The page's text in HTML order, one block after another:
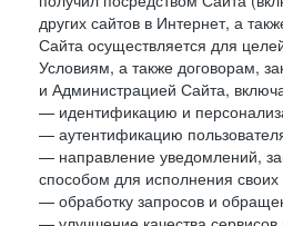
других сайтов в Интернет, а
Сайта осуществляется для
Условиям, а также договорам,
и Администрацией Сайта,
— идентификацию и
— аутентификацию
— направление уведомлений,
способом для исполнения
— обработку запросов и